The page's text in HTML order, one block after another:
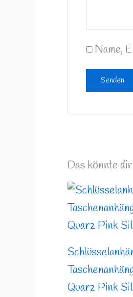
Name,
Das könnte
Quarz Pink